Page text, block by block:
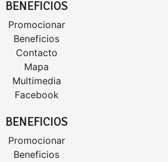
BENEFICIOS
Promocionar
Beneficios
Contacto
Mapa
Multimedia
Facebook
BENEFICIOS
Promocionar
Beneficios